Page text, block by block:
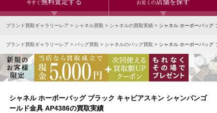
今すぐ お近くの
24時間受付（対応時間10:00～19:00）
宅配買取を申し込む
無料の宅配キットをお届けします
今すぐ電話査定
受付時間 10:00～19:00
銀座本店 青山表参道店 新宿東口店
小田急新宿店 LAB東京 名古屋大須店
なんば店 神戸元町(三宮)店
ブランド買取ギャラリーレア > シャネル買取 > シャネルの買取実績 > シャネル ホーボーバッグ
ブランド買取ギャラリーレア > バッグ買取 > シャネルのバッグ買取 > シャネル ホーボーバッグ
シャネル ホーボーバッグ ブラック キャビアスキン シャンパンゴ
ールド金具 AP4386の買取実績